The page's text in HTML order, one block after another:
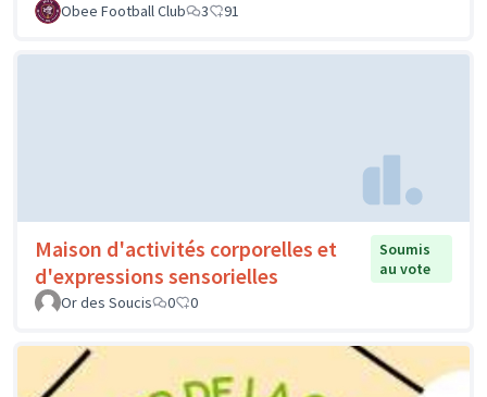
Obee Football Club
3 91
Maison d'activités corporelles et
d'expressions sensorielles
Soumis
au vote
Or des Soucis
0 0